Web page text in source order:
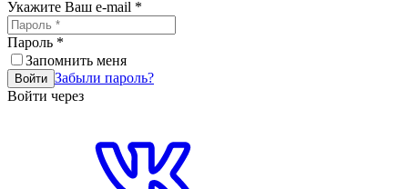
Укажите Ваш e-mail *
Пароль *
Запомнить меня
Войти Забыли пароль?
Войти через